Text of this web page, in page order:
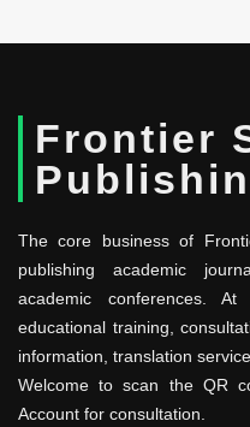
Frontier
The core business of
publishing academic
academic conferences.
educational training,
information, translation
Welcome to scan the QR
Account for consultation.